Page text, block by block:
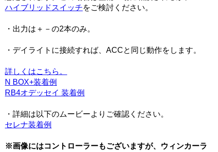
ハイブリッドスイッチをご検討ください。
・出力は＋－の2本のみ。
・デイライトに接続すれば、ACCと同じ動作をします。
詳しくはこちら。
N BOX+装着例
RB4オデッセイ 装着例
・詳細は以下のムービーよりご確認ください。
セレナ装着例
※画像にはコントローラーもございますが、ウィンカーラ